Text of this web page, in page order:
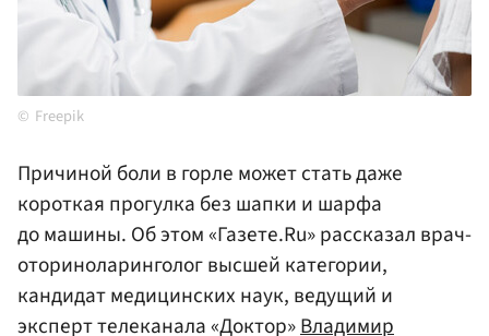
Freepik
Причиной боли в горле может стать даже
короткая прогулка без шапки и шарфа
до машины. Об этом «Газете.Ru» рассказал врач-
оториноларинголог высшей категории,
кандидат медицинских наук, ведущий и
эксперт телеканала «Доктор»Владимир